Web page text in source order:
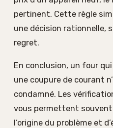
pertinent. Cette règle
une décision rationnelle,
regret.
En conclusion, un four
une coupure de courant
condamné. Les
vous permettent
l’origine du problème et